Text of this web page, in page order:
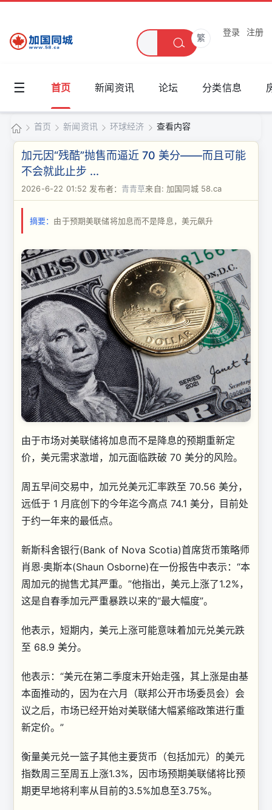
繁
登录 注册
☰ 首页 新闻资讯 论坛 分类信息
加
国
同
城
›
首页
›
新闻资讯 环球经济 查看内容
加元因“残酷”抛售而逼近 70 美分——而且可能
不会就此止步 ...
2026-6-22 01:52 发布者： 青青草来自: 加国同城 58.ca
摘要： 由于预期美联储将加息而不是降息，美元飙升
由于市场对美联储将加息而不是降息的预期重新定
价，美元需求激增，加元面临跌破 70 美分的风险。
周五早间交易中，加元兑美元汇率跌至 70.56 美分，
远低于 1 月底创下的今年迄今高点 74.1 美分，目前处
于约一年来的最低点。
新斯科舍银行(Bank of Nova Scotia)首席货币策略师
肖恩·奥斯本(Shaun Osborne)在一份报告中表示：“本
周加元的抛售尤其严重。”他指出，美元上涨了1.2%，
这是自春季加元严重暴跌以来的“最大幅度”。
他表示，短期内，美元上涨可能意味着加元兑美元跌
至 68.9 美分。
他表示：“美元在第二季度末开始走强，其上涨是由基
本面推动的，因为在六月（联邦公开市场委员会）会
议之后，市场已经开始对美联储大幅紧缩政策进行重
新定价。”
衡量美元兑一篮子其他主要货币（包括加元）的美元
指数周三至周五上涨1.3%，因市场预期美联储将比预
期更早地将利率从目前的3.5%加息至3.75%。